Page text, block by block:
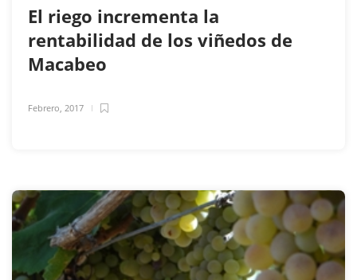
El riego incrementa la
rentabilidad de los viñedos de
Macabeo
Febrero, 2017